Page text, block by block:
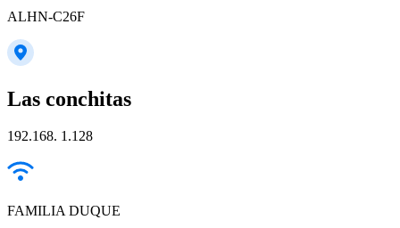
ALHN-C26F
Las conchitas
192.168. 1.128
FAMILIA DUQUE